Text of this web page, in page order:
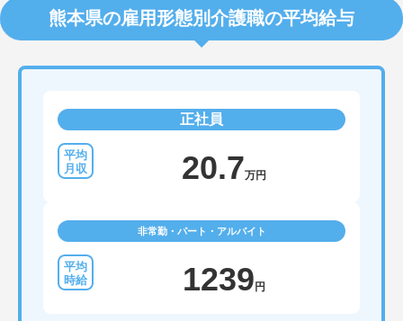
熊本県の雇用形態別介護職の平均給与
正社員
20.7万円
非常勤・パート・アルバイト
1239 円